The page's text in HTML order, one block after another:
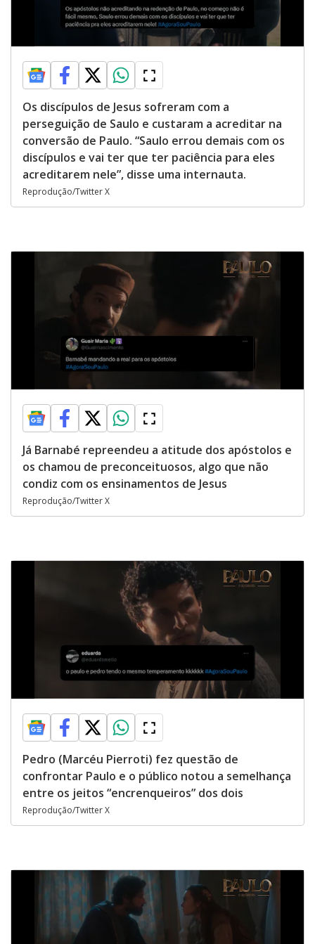
Os discípulos de Jesus sofreram com a
perseguição de Saulo e custaram a acreditar na
conversão de Paulo. “Saulo errou demais com os
discípulos e vai ter que ter paciência para eles
acreditarem nele”, disse uma internauta.
Reprodução/Twitter X
Já Barnabé repreendeu a atitude dos apóstolos e
os chamou de preconceituosos, algo que não
condiz com os ensinamentos de Jesus
Reprodução/Twitter X
Pedro (Marcéu Pierroti) fez questão de
confrontar Paulo e o público notou a semelhança
entre os jeitos “encrenqueiros” dos dois
Reprodução/Twitter X